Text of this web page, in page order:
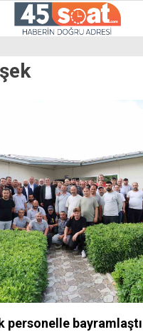
personelle bayramlaştı